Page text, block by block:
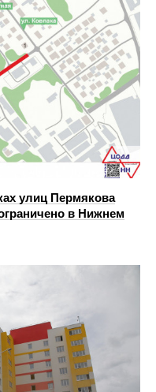
улиц Пермякова
в Нижнем